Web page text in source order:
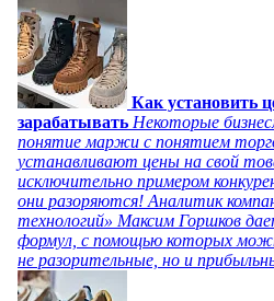
Как установить
зарабатывать Некоторые
понятие маржи с понятием
устанавливают цены на свой
исключительно примером
они разоряются! Аналитик
технологий» Максим Горшков
формул, с помощью которых
не разорительные, но и